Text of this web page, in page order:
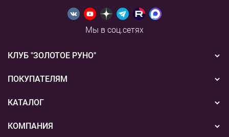
Мы в соц.сетях
КЛУБ "ЗОЛОТОЕ РУНО"
Новости
Акции
ПОКУПАТЕЛЯМ
Бонусная система
Подарочные сертификаты
КАТАЛОГ
Вышивка
КОМПАНИЯ